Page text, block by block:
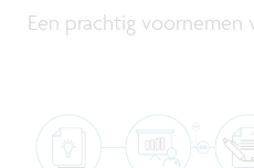
Een prachtig voornemen